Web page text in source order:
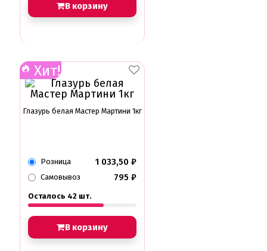
В корзину
Хит!
Глазурь белая Мастер Мартини 1кг
Розница 1 033,50 ₽
Самовывоз 795 ₽
Осталось 42 шт.
В корзину